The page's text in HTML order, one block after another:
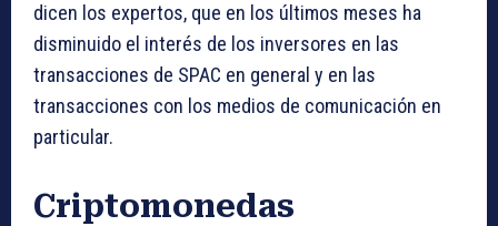
dicen los expertos, que en los últimos meses ha
disminuido el interés de los inversores en las
transacciones de SPAC en general y en las
transacciones con los medios de comunicación en
particular.
Criptomonedas